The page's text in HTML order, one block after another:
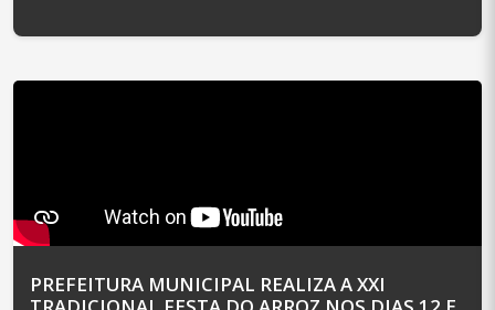
PREFEITURA MUNICIPAL REALIZA A XXI